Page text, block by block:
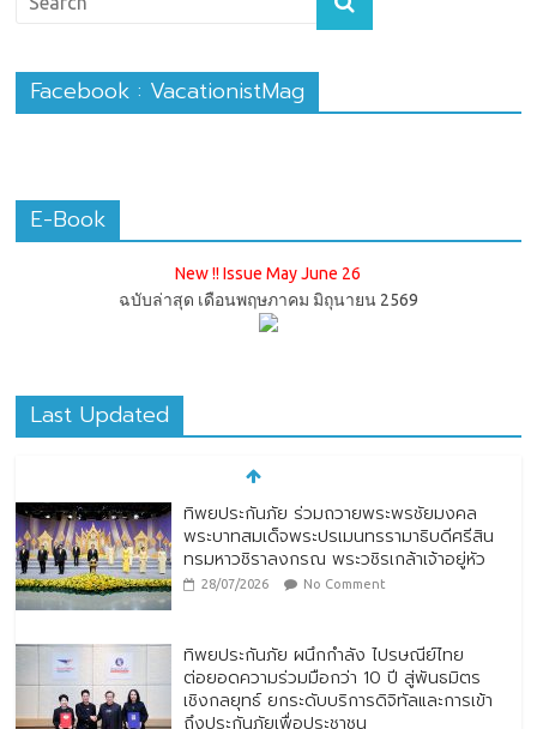
Facebook : VacationistMag
E-Book
New !! Issue May June 26
ฉบับล่าสุด เดือนพฤษภาคม มิถุนายน 2569
Last Updated
ทิพยประกันภัย ร่วมถวายพระพรชัยมงคล
พระบาทสมเด็จพระปรเมนทรรามาธิบดีศรีสิน
ทรมหาวชิราลงกรณ พระวชิรเกล้าเจ้าอยู่หัว
28/07/2026 No Comment
ทิพยประกันภัย ผนึกกำลัง ไปรษณีย์ไทย
ต่อยอดความร่วมมือกว่า 10 ปี สู่พันธมิตร
เชิงกลยุทธ์ ยกระดับบริการดิจิทัลและการเข้า
ถึงประกันภัยเพื่อประชาชน